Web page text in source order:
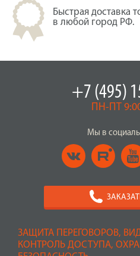
Быстрая доставка
в любой город РФ.
ЗАЩИТА ПЕРЕГОВОРОВ,
КОНТРОЛЬ ДОСТУПА,
+7 (495)
ПН-ПТ
Мы в